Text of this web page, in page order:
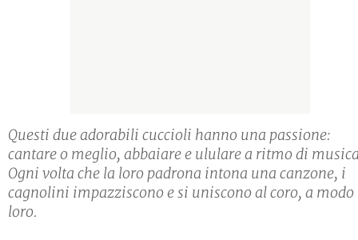
Questi due adorabili cuccioli hanno una passione:
cantare o meglio, abbaiare e ululare a ritmo di
Ogni volta che la loro padrona intona una canzone, i
cagnolini impazziscono e si uniscono al coro, a modo
loro.